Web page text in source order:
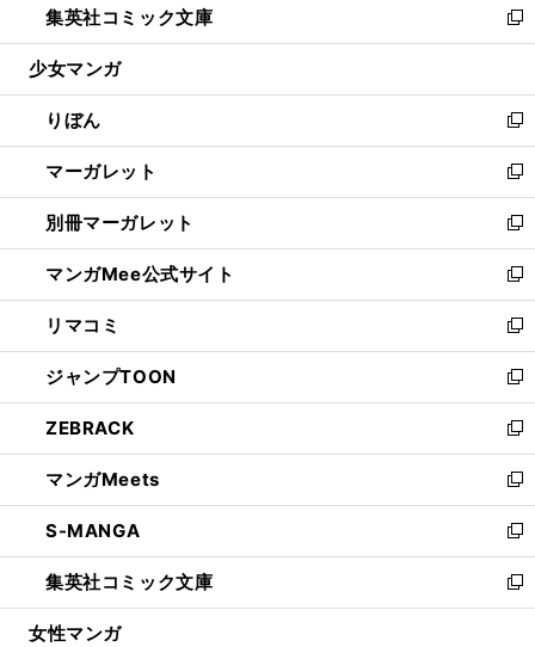
く
で
開
ド
ウ
開
く
ィ
ン
ウ
で
開
く
い
ウ
ン
ド
ウ
で
開
く
集英社コミック文庫
新
し
ウ
ィ
ン
ド
ウ
で
開
く
少女マンガ
りぼん
新
し
い
ウ
ィ
ン
ド
ウ
で
開
く
マーガレット
新
し
い
ウ
ィ
ン
ド
ウ
で
開
く
別冊マーガレット
新
し
い
ウ
ィ
ン
ド
ウ
で
開
く
マンガMee公式サイト
新
し
い
ウ
ィ
ン
ド
ウ
で
開
く
リマコミ
新
し
い
ウ
ィ
ン
ド
ウ
で
開
く
ジャンプTOON
新
し
い
ウ
ィ
ン
ド
ウ
で
開
ZEBRACK
新
し
い
ウ
ィ
ン
ド
ウ
マンガMeets
新
し
い
ウ
ィ
ン
S-MANGA
新
し
い
ウ
集英社コミック文庫
新
し
女性マンガ